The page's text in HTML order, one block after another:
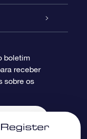
boletim
receber
sobre os